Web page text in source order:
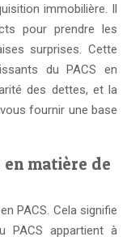
immobilière. Il
pour prendre les
surprises. Cette
du PACS en
des dettes, et la
fournir une base
en matière de
PACS. Cela signifie
PACS appartient à